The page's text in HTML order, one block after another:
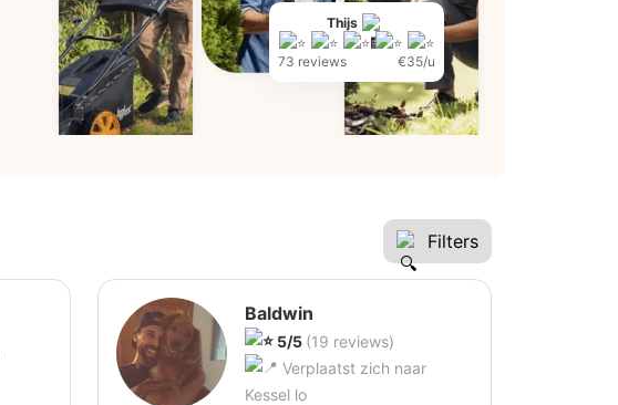
Thijs
73 reviews €35/u
Filters
Baldwin
5/5 (19 reviews)
Verplaatst zich naar
Kessel lo